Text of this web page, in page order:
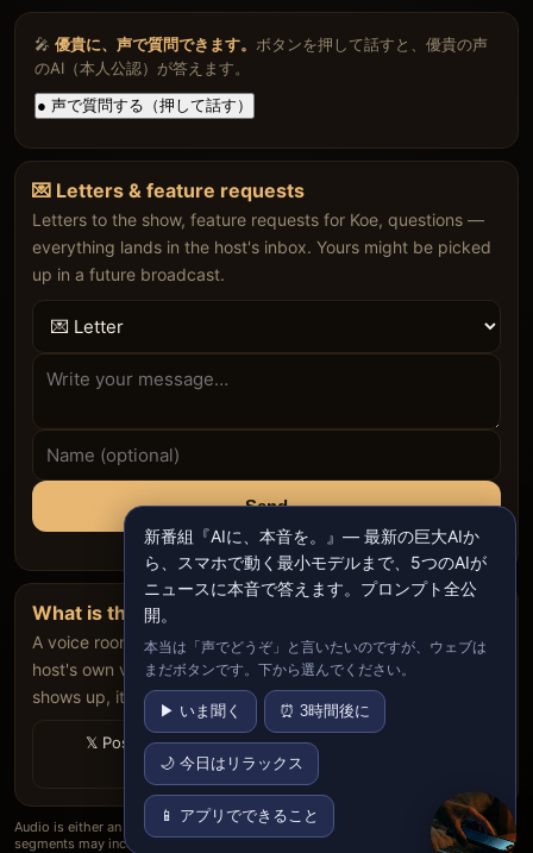
🎤 優貴に、声で質問できます。 ボタンを押して話すと、優貴の声
のAI（本人公認）が答えます。
● 声で質問する（押して話す）
💌 Letters & feature requests
Letters to the show, feature requests for Koe, questions —
everything lands in the host's inbox. Yours might be picked
up in a future broadcast.
Send
What is this?
A voice room that never closes. An AI keeps talking in the
host's own voice in four languages, and when the host
shows up, it switches to a live broadcast.
𝕏 Post
🔗 Copy link
Audio is either an AI voice authorized by the host, or the host's real live voice. AI
segments may include summaries and rephrasing.
新番組『AIに、本音を。』— 最新の巨大AIか
ら、スマホで動く最小モデルまで、5つのAIが
ニュースに本音で答えます。プロンプト全公
開。
本当は「声でどうぞ」と言いたいのですが、ウェブは
まだボタンです。下から選んでください。
▶ いま聞く ⏰ 3時間後に
🌙 今日はリラックス
📱 アプリでできること